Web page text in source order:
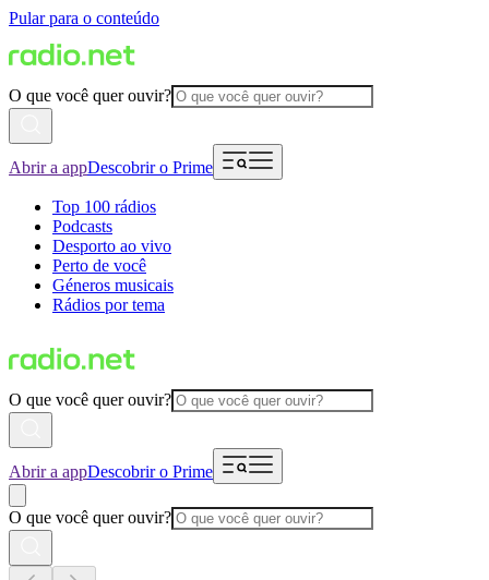
Pular para o conteúdo
O que você quer ouvir?
Abrir a appDescobrir o Prime
Top 100 rádios
Podcasts
Desporto ao vivo
Perto de você
Géneros musicais
Rádios por tema
O que você quer ouvir?
Abrir a appDescobrir o Prime
O que você quer ouvir?